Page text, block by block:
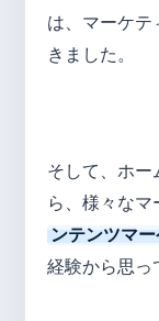
は、マーケテ
きました。
そして、ホー
ら、様々な
ンテンツマ
経験から思っ